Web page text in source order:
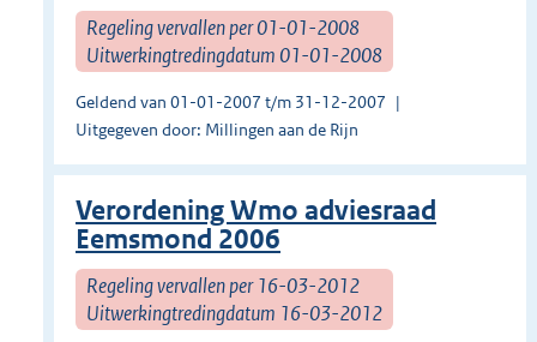
Regeling vervallen per 01-01-2008
Uitwerkingtredingdatum 01-01-2008
Geldend van 01-01-2007 t/m 31-12-2007
Uitgegeven door: Millingen aan de Rijn
Verordening Wmo adviesraad
Eemsmond 2006
Regeling vervallen per 16-03-2012
Uitwerkingtredingdatum 16-03-2012